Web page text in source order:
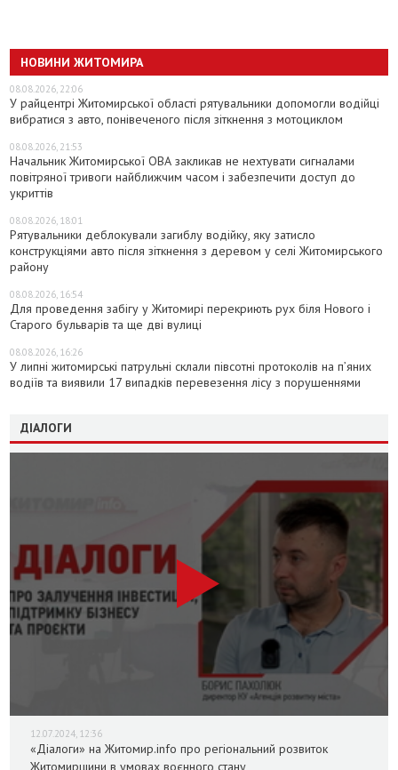
НОВИНИ ЖИТОМИРА
08.08.2026, 22:06
У райцентрі Житомирської області рятувальники допомогли водійці
вибратися з авто, понівеченого після зіткнення з мотоциклом
08.08.2026, 21:53
Начальник Житомирської ОВА закликав не нехтувати сигналами
повітряної тривоги найближчим часом і забезпечити доступ до
укриттів
08.08.2026, 18:01
Рятувальники деблокували загиблу водійку, яку затисло
конструкціями авто після зіткнення з деревом у селі Житомирського
району
08.08.2026, 16:54
Для проведення забігу у Житомирі перекриють рух біля Нового і
Старого бульварів та ще дві вулиці
08.08.2026, 16:26
У липні житомирські патрульні склали півсотні протоколів на пʼяних
водіїв та виявили 17 випадків перевезення лісу з порушеннями
ДІАЛОГИ
12.07.2024, 12:36
«Діалоги» на Житомир.info про регіональний розвиток
Житомирщини в умовах воєнного стану